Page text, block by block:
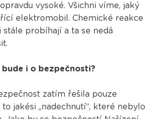
vysoké. Všichni víme, jaký
elektromobil. Chemické reakce
probíhají a ta se nedá
i o bezpečnosti?
zatím řešila pouze
jakési „nadechnutí“, které nebylo